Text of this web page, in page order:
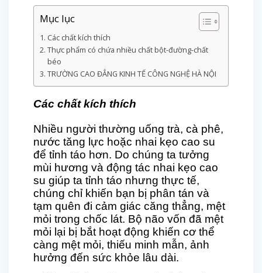
Mục lục
Các chất kích thích
Thực phẩm có chứa nhiều chất bột-đường-chất
béo
TRƯỜNG CAO ĐẲNG KINH TẾ CÔNG NGHỆ HÀ NỘI
Các chất kích thích
Nhiều người thường uống trà, cà phê,
nước tăng lực hoặc nhai kẹo cao su
để tỉnh táo hơn. Do chúng ta tưởng
mùi hương và động tác nhai kẹo cao
su giúp ta tỉnh táo nhưng thực tế,
chúng chỉ khiến bạn bị phân tán và
tạm quên đi cảm giác căng thẳng, mệt
mỏi trong chốc lát. Bộ não vốn đã mệt
mỏi lại bị bắt hoạt động khiến cơ thể
càng mệt mỏi, thiếu minh mẫn, ảnh
hưởng đến sức khỏe lâu dài.